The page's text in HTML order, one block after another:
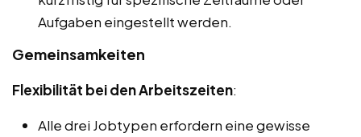
Aufgaben eingestellt werden.
Gemeinsamkeiten
Flexibilität bei den Arbeitszeiten:
Alle drei Jobtypen erfordern eine gewisse